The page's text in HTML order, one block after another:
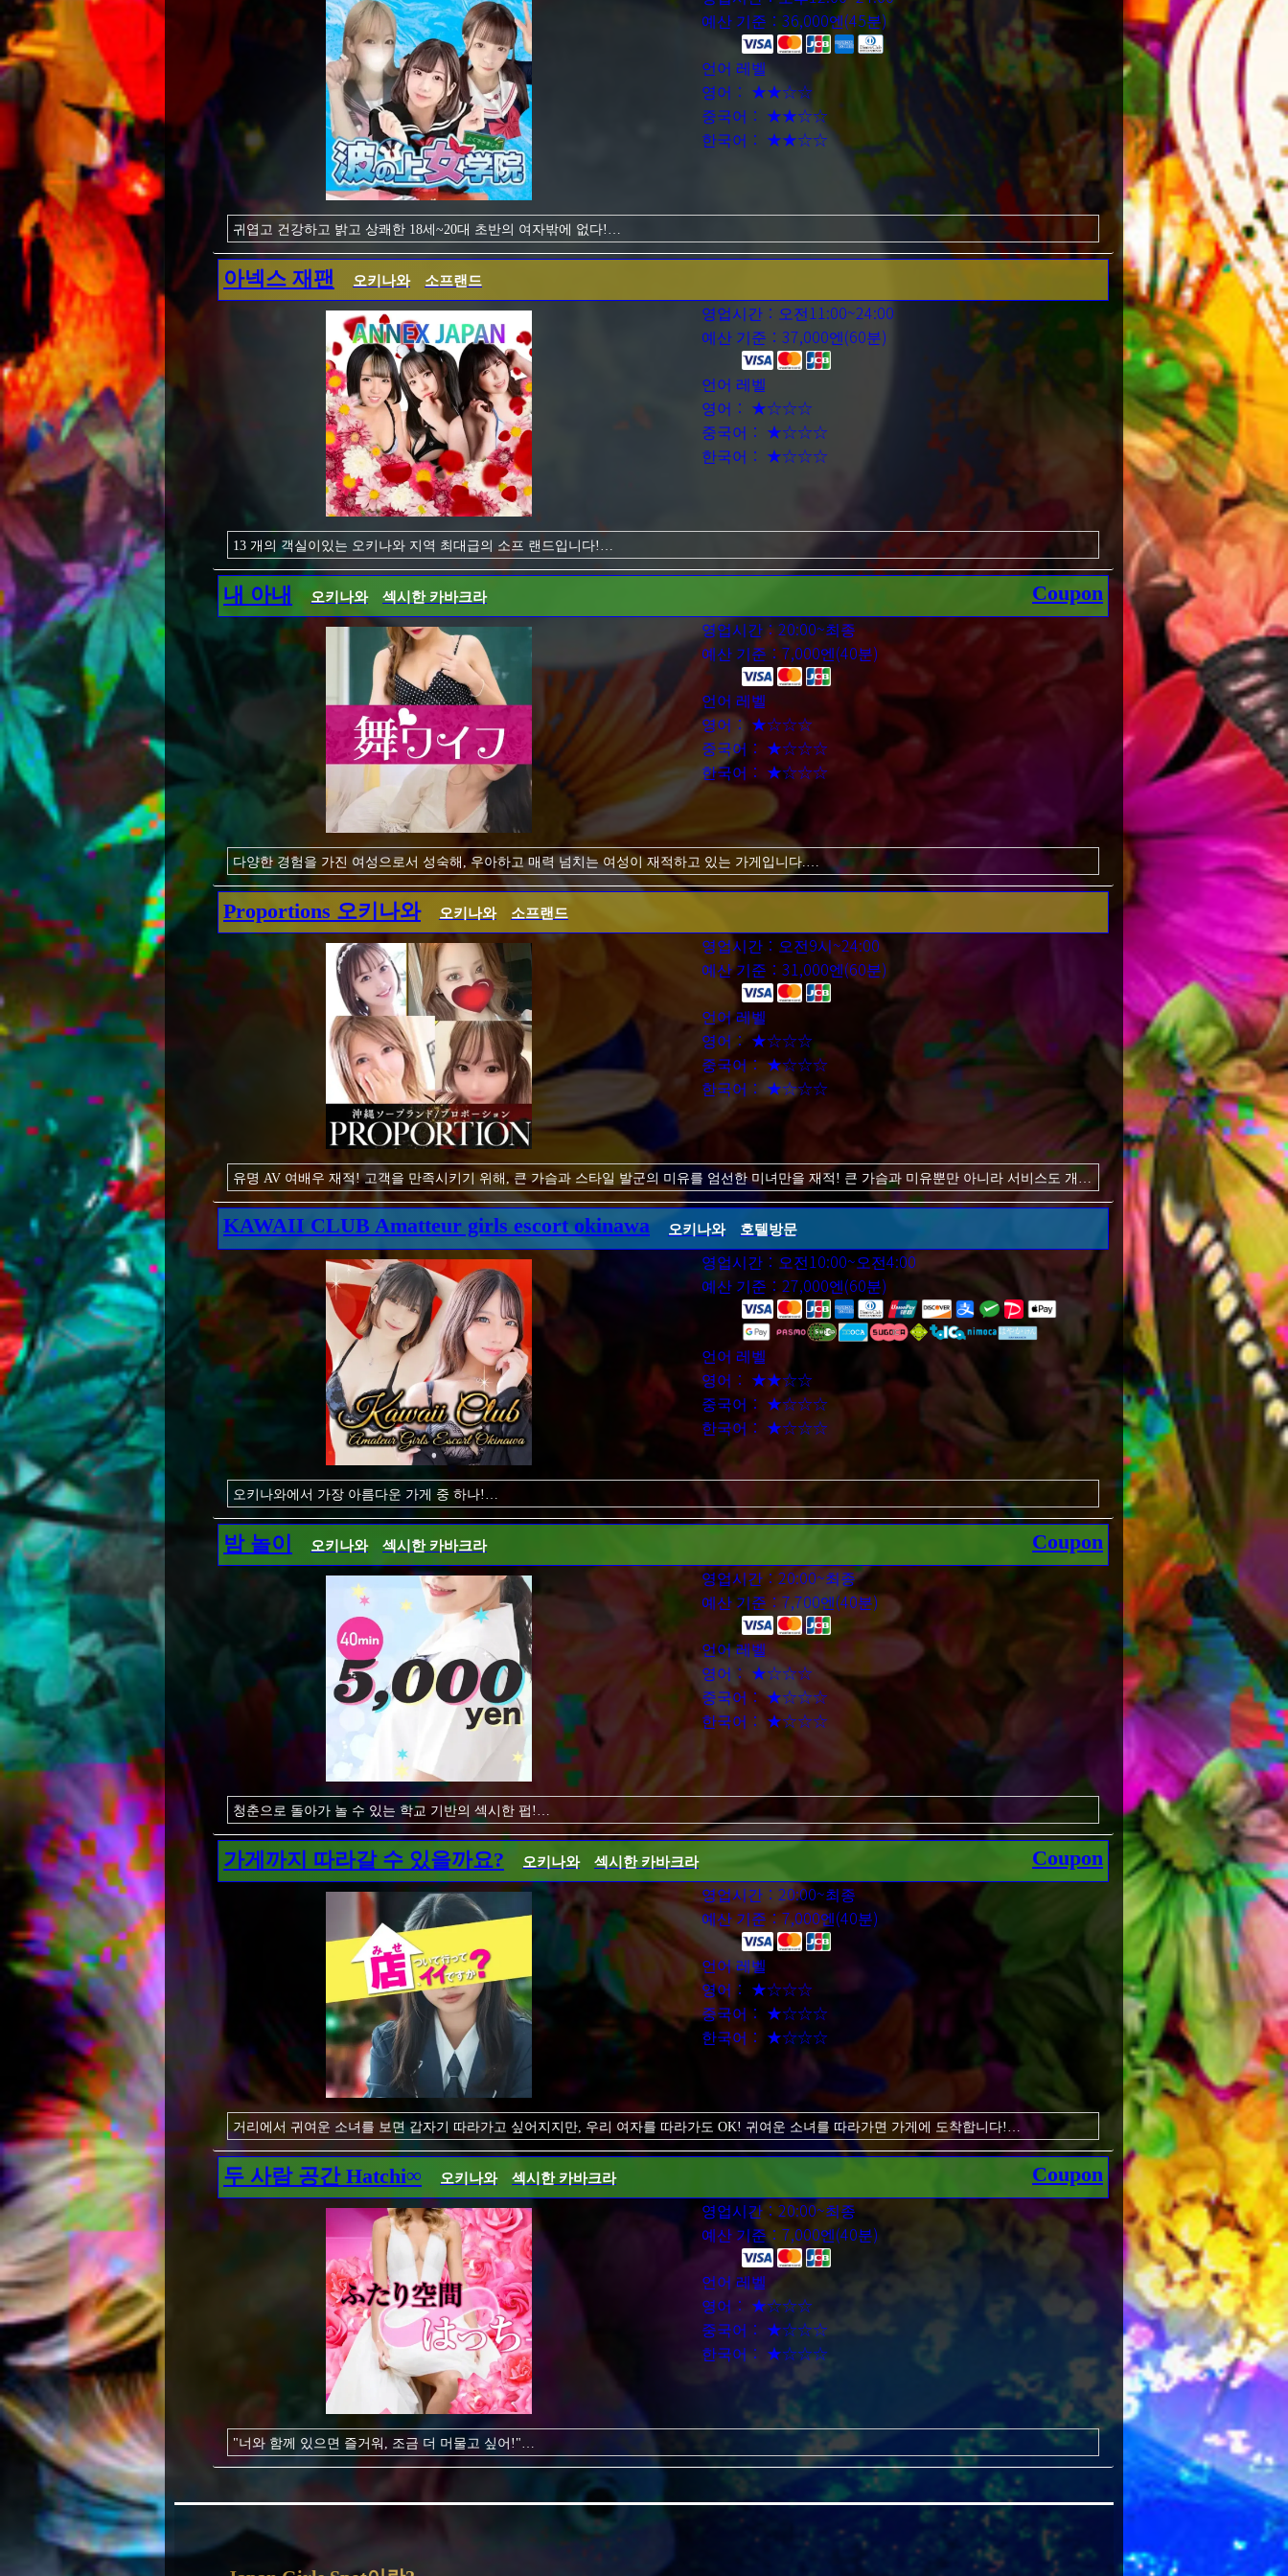
예산 기준：36,000엔(45분)
언어 레벨
영어： ★★☆☆
중국어： ★★☆☆
한국어： ★★☆☆
귀엽고 건강하고 밝고 상쾌한 18세~20대 초반의 여자밖에 없다!
동경의 유니폼을 입은 귀여운 소녀. 이런 귀여운 아이의 유니폼 안을 들여다보고 싶다...
학생 시절에 그런 남자였다면, 어른이 된 지금, 한때 상상했던 청춘의 한 장을 체험할 수 있다!
지금이야말로 H인 청춘을 체험하고 어른의 청춘을 만끽하는 시간!
아넥스 재팬 오키나와 소프랜드
영업시간：오전11:00~24:00
예산 기준：37,000엔(60분)
언어 레벨
영어： ★☆☆☆
중국어： ★☆☆☆
한국어： ★☆☆☆
13 개의 객실이있는 오키나와 지역 최대급의 소프 랜드입니다!
게다가 에로 여자만 재적! 언제 와도 조속히 만족해 주는 여자에게 안내해 드립니다.
남국의 땅에서 만나는 에로 딸! 따뜻하고 해방감을 주는 마음을 더욱 풀어주세요! 당신의 욕망을 채워주는 것 틀림없음!
이런 귀여운 아이가 이렇게 에로틱한가? 깜짝 놀랄지도 모릅니다.
하지만 그렇기 때문에 매우 만족스럽게 플레이할 수 있습니다!
꼭 오셔서 아소코를 빈빈으로 해주세요!
내 아내 오키나와 섹시한 카바크라 Coupon
영업시간：20:00~최종
예산 기준：7,000엔(40분)
언어 레벨
영어： ★☆☆☆
중국어： ★☆☆☆
한국어： ★☆☆☆
다양한 경험을 가진 여성으로서 성숙해, 우아하고 매력 넘치는 여성이 재적하고 있는 가게입니다.
남자를 포옹하는 따뜻함이 있을 뿐만 아니라, 여자로서의 몸짓이나 모습은 멋지고 매력이 넘치며, 때로는 당신을 유혹할지도 모릅니다.
어른의 여성의 요염한 행동과 눈빛, 청춘과는 다른 어른스러운 성적 매력이 지금까지와는 또 다른 자극을 준다!
부디, 어른의 여성의 성적 매력에 유혹되어 속아 넘어가 주세요.
평소와는 다른 어른의 여성의 기분으로 기분 좋아질지도 ...
Proportions 오키나와 오키나와 소프랜드
영업시간：오전9시~24:00
예산 기준：31,000엔(60분)
언어 레벨
영어： ★☆☆☆
중국어： ★☆☆☆
한국어： ★☆☆☆
유명 AV 여배우 재적! 고객을 만족시키기 위해, 큰 가슴과 스타일 발군의 미유를 엄선한 미녀만을 재적! 큰 가슴과 미유뿐만 아니라 서비스도 개
오키나와의 온난한 기후는 당신의 기분을 한층 더 해방시켜주고, 미인과 시간을 보내면 남국 리조트의 기분을 맛볼 수 있습니다!
여자도 해방된 기분으로 평소보다 대담할지도 모릅니다!
오키나와의 기후보다 몸도 마음도 뜨거워지는 것 틀림 없음!
열대 지방에 어울리는 미녀와 뜨거운 시간을 보내세요!
KAWAII CLUB Amatteur girls escort okinawa 오키나와 호텔방문
영업시간：오전10:00~오전4:00
예산 기준：27,000엔(60분)
언어 레벨
영어： ★★☆☆
중국어： ★☆☆☆
한국어： ★☆☆☆
오키나와에서 가장 아름다운 가게 중 하나!
★ 대단한 변태를 가진 귀여운 소녀가 당신을 기다리고 ★ 있습니다
오키나와의 바다와 자연을 만끽하러 오는 사람도 많다고 생각합니다! 개방적이고 즐거운 시간을 보낸 후, 그 개방적인 분위기로 미녀와 개방적인
밤을 보내 보는 것은 어떨까요? 개방감은 미인도 마찬가지! 공격적이고 강렬한 플레이를 즐길 수도 있습니다!
여자는 모두 일본입니다! - 전원 20대의 호쾌한 미녀군!
개방적인 오키나와에서는 개방적인 미녀와 개방적인 밤을 보내!
낮부터 놀고 싶다면 물론 낮부터 놀 수 있습니다!
우리는 당신이 그것을 즐기기를 바랍니다!
밤 놀이 오키나와 섹시한 카바크라 Coupon
영업시간：20:00~최종
예산 기준：7,700엔(40분)
언어 레벨
영어： ★☆☆☆
중국어： ★☆☆☆
한국어： ★☆☆☆
청춘으로 돌아가 놀 수 있는 학교 기반의 섹시한 펍!
여자는 전원 업계 미경험의 귀여운 여자로, 귀여운 제복이 잘 어울립니다!
여자는 아직 모두 남성과 보내는 것에 익숙하지 않기 때문에 젊은 시절의 낯선 반응을 즐길 수 있습니다.
어른이 된 오빠는 경험이 풍부하고 부드럽게 여자를 이끌 수 있을 것! 여자아이들과 즐거운 시간을 보내고, 청춘에 할 수 없었던 것을 저희 가게에
청춘 같은 새콤 달콤한 추억을 면세점에서 만들어주세요!
가게까지 따라갈 수 있을까요? 오키나와 섹시한 카바크라 Coupon
영업시간：20:00~최종
예산 기준：7,000엔(40분)
언어 레벨
영어： ★☆☆☆
중국어： ★☆☆☆
한국어： ★☆☆☆
거리에서 귀여운 소녀를 보면 갑자기 따라가고 싶어지지만, 우리 여자를 따라가도 OK! 귀여운 소녀를 따라가면 가게에 도착합니다!
이차이챠가 많은 점내의 소녀와 놀아 않겠습니까?
저렴한 가격으로, 업계 경험이 없는 여자와 즐길 수 있습니다!
오키나와의 개방적인 분위기에 몸을 맡기고 둘만의 시간을 즐깁시다!
두 사람 공간 Hatchi∞ 오키나와 섹시한 카바크라 Coupon
영업시간：20:00~최종
예산 기준：7,000엔(40분)
언어 레벨
영어： ★☆☆☆
중국어： ★☆☆☆
한국어： ★☆☆☆
"너와 함께 있으면 즐거워, 조금 더 머물고 싶어!"
그렇게 생각하는 여자가 있습니다!
외모가 좋아 보일 뿐만 아니라 말투, 흥미진진함, 껴안기, 매력적인 여자를 잘해서 그날의 기분에 따라 당신 곁에 있어줍니다.
당신과 함께있는 것이 너무 아늑해서 시간의 흐름을 잊을 수 있습니다!
저희 가게에서 멋진 만남을 찾아 않겠습니까?